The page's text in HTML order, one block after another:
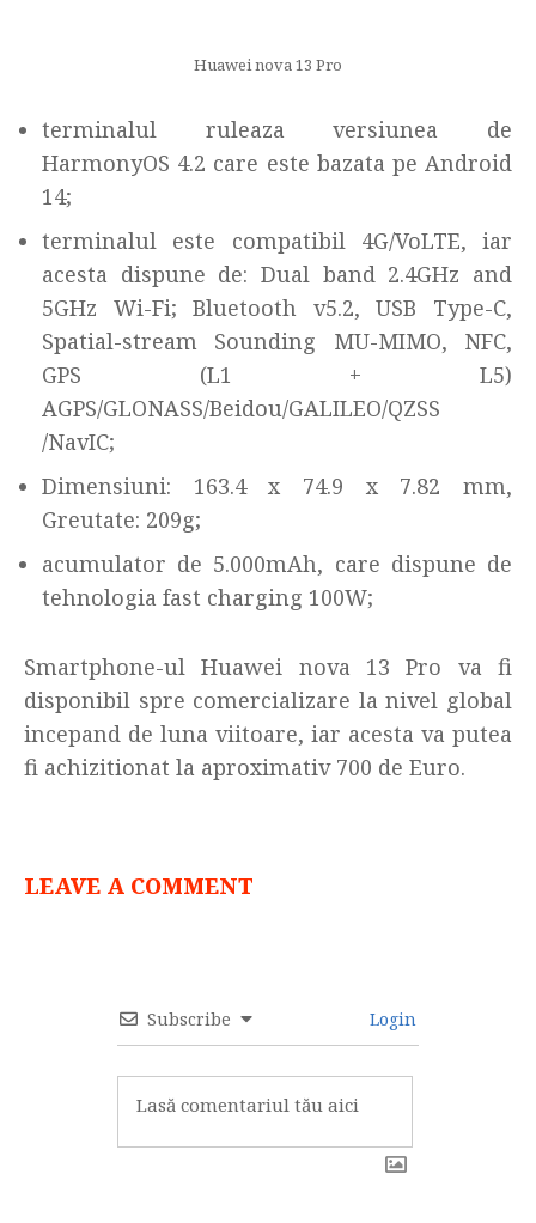
Huawei nova 13 Pro
terminalul ruleaza versiunea de
HarmonyOS 4.2 care este bazata pe Android
14;
terminalul este compatibil 4G/VoLTE, iar
acesta dispune de: Dual band 2.4GHz and
5GHz Wi-Fi; Bluetooth v5.2, USB Type-C,
Spatial-stream Sounding MU-MIMO, NFC,
GPS (L1 + L5)
AGPS/GLONASS/Beidou/GALILEO/QZSS
/NavIC;
Dimensiuni: 163.4 x 74.9 x 7.82 mm,
Greutate: 209g;
acumulator de 5.000mAh, care dispune de
tehnologia fast charging 100W;
Smartphone-ul Huawei nova 13 Pro va fi
disponibil spre comercializare la nivel global
incepand de luna viitoare, iar acesta va putea
fi achizitionat la aproximativ 700 de Euro.
LEAVE A COMMENT
Subscribe Login